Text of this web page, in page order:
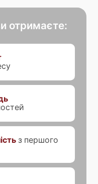
отримаєте:
з першого